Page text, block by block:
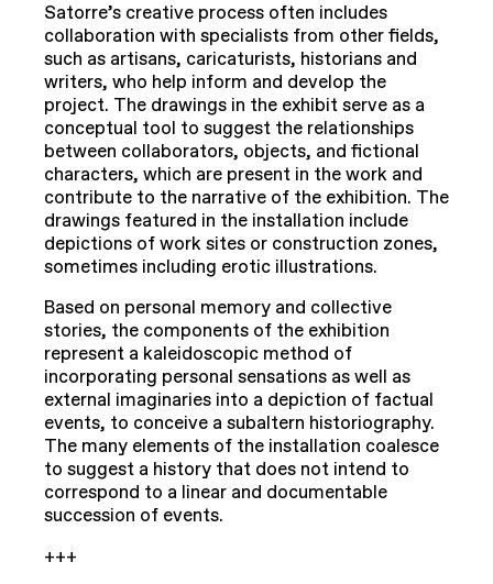
Satorre’s creative process often includes
collaboration with specialists from other fields,
such as artisans, caricaturists, historians and
writers, who help inform and develop the
project. The drawings in the exhibit serve as a
conceptual tool to suggest the relationships
between collaborators, objects, and fictional
characters, which are present in the work and
contribute to the narrative of the exhibition. The
drawings featured in the installation include
depictions of work sites or construction zones,
sometimes including erotic illustrations.
Based on personal memory and collective
stories, the components of the exhibition
represent a kaleidoscopic method of
incorporating personal sensations as well as
external imaginaries into a depiction of factual
events, to conceive a subaltern historiography.
The many elements of the installation coalesce
to suggest a history that does not intend to
correspond to a linear and documentable
succession of events.
+++